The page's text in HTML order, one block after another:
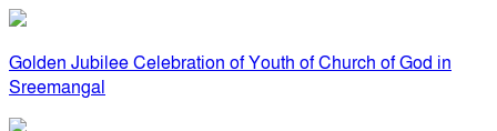
Golden Jubilee Celebration of Youth of Church of God in
Sreemangal